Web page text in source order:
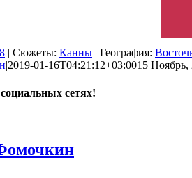
| Сюжеты: Канны | География:
|2019-01-16T04:21:12+03:0015 Ноябрь,
сетях!